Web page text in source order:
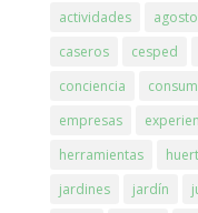
actividades agosto
caseros
cesped
conciencia
empresas
herramientas
jardines
jardín